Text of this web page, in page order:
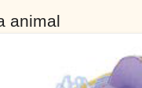
animal